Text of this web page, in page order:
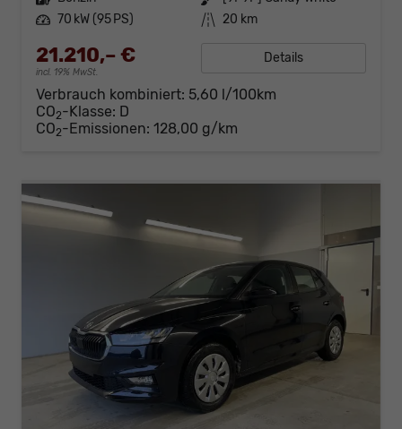
Leistung 70 kW (95 PS) Kilometerstand 20 km
21.210,– €
incl. 19% MwSt.
Details
Verbrauch kombiniert: 5,60 l/100km
CO2-Klasse: D
CO2-Emissionen: 128,00 g/km